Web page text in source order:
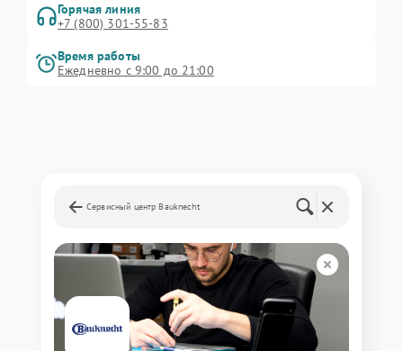
Горячая линия
+7 (800) 301-55-83
Время работы
Ежедневно с 9:00 до 21:00
Сервисный центр Bauknecht